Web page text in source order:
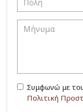
Συμφωνώ με
Πολιτική